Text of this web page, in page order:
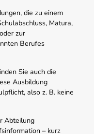
die zu einem
Matura,
zur
Berufes
Sie auch die
Ausbildung
also z. B. keine
Abteilung
– kurz